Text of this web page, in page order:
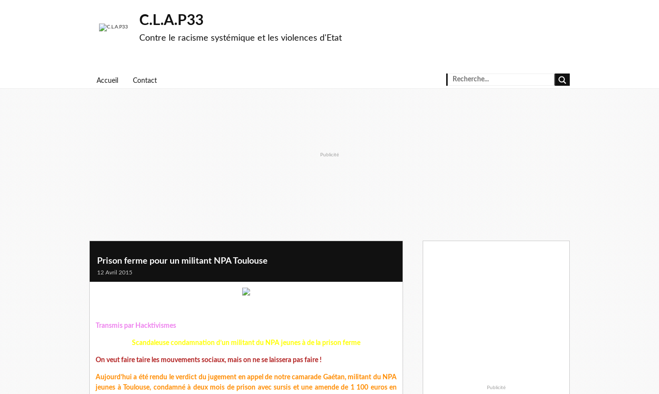
C.L.A.P33
Contre le racisme systémique et les violences d'Etat
Accueil Contact
Publicité
Prison ferme pour un militant NPA Toulouse
12 Avril 2015
Transmis par Hacktivismes
Scandaleuse condamnation d’un militant du NPA jeunes à de la prison ferme
On veut faire taire les mouvements sociaux, mais on ne se laissera pas faire !
Aujourd’hui a été rendu le verdict du jugement en appel de notre camarade Gaétan, militant du NPA
jeunes à Toulouse, condamné à deux mois de prison avec sursis et une amende de 1 100 euros en
Publicité